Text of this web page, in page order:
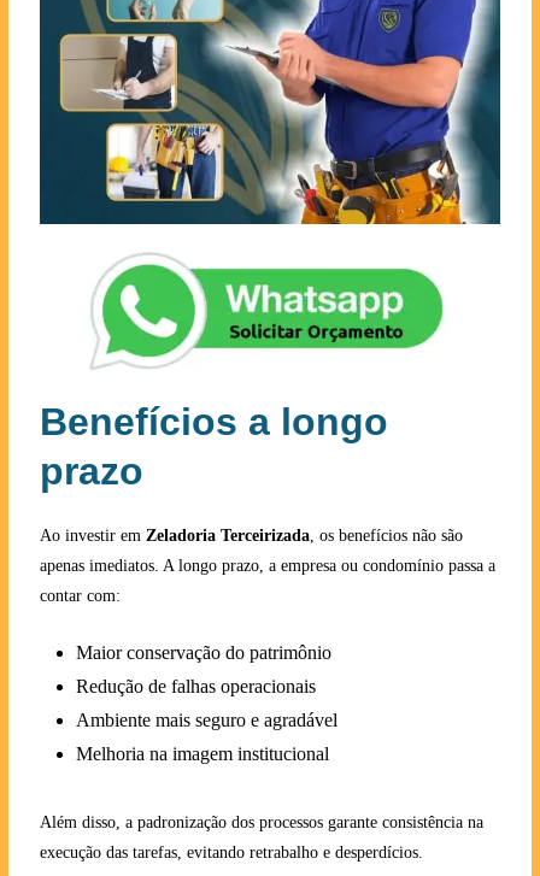
Benefícios a longo
prazo
Ao investir em Zeladoria Terceirizada, os benefícios não são
apenas imediatos. A longo prazo, a empresa ou condomínio passa a
contar com:
Maior conservação do patrimônio
Redução de falhas operacionais
Ambiente mais seguro e agradável
Melhoria na imagem institucional
Além disso, a padronização dos processos garante consistência na
execução das tarefas, evitando retrabalho e desperdícios.